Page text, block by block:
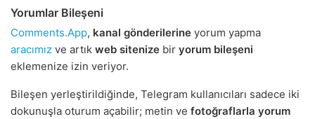
Yorumlar Bileşeni
Comments.App, kanal gönderilerine yorum yapma
aracımız ve artık web sitenize bir yorum bileşeni
eklemenize izin veriyor.
Bileşen yerleştirildiğinde, Telegram kullanıcıları sadece iki
dokunuşla oturum açabilir; metin ve fotoğraflarla yorum